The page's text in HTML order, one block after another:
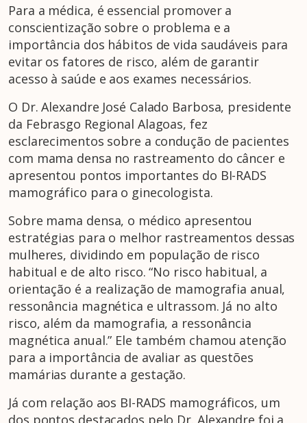
Para a médica, é essencial promover a
conscientização sobre o problema e a
importância dos hábitos de vida saudáveis para
evitar os fatores de risco, além de garantir
acesso à saúde e aos exames necessários.
O Dr. Alexandre José Calado Barbosa, presidente
da Febrasgo Regional Alagoas, fez
esclarecimentos sobre a condução de pacientes
com mama densa no rastreamento do câncer e
apresentou pontos importantes do BI-RADS
mamográfico para o ginecologista.
Sobre mama densa, o médico apresentou
estratégias para o melhor rastreamentos dessas
mulheres, dividindo em população de risco
habitual e de alto risco. “No risco habitual, a
orientação é a realização de mamografia anual,
ressonância magnética e ultrassom. Já no alto
risco, além da mamografia, a ressonância
magnética anual.” Ele também chamou atenção
para a importância de avaliar as questões
mamárias durante a gestação.
Já com relação aos BI-RADS mamográficos, um
dos pontos destacados pelo Dr. Alexandre foi a